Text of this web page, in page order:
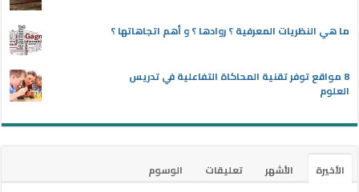
ما هي النظريات المعرفية ؟ روادها ؟ و أهم اتجاهاتها ؟
8 مواقع توفر تقنية المحاكاة التفاعلية في تدريس
العلوم
الأخيرة الأشهر تعليقات
الوسوم